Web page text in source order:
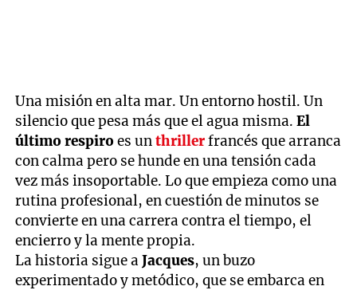
Una misión en alta mar. Un entorno hostil. Un
silencio que pesa más que el agua misma.El
último respiroes unthrillerfrancés que arranca
con calma pero se hunde en una tensión cada
vez más insoportable. Lo que empieza como una
rutina profesional, en cuestión de minutos se
convierte en una carrera contra el tiempo, el
encierro y la mente propia.
La historia sigue aJacques, un buzo
experimentado y metódico, que se embarca en